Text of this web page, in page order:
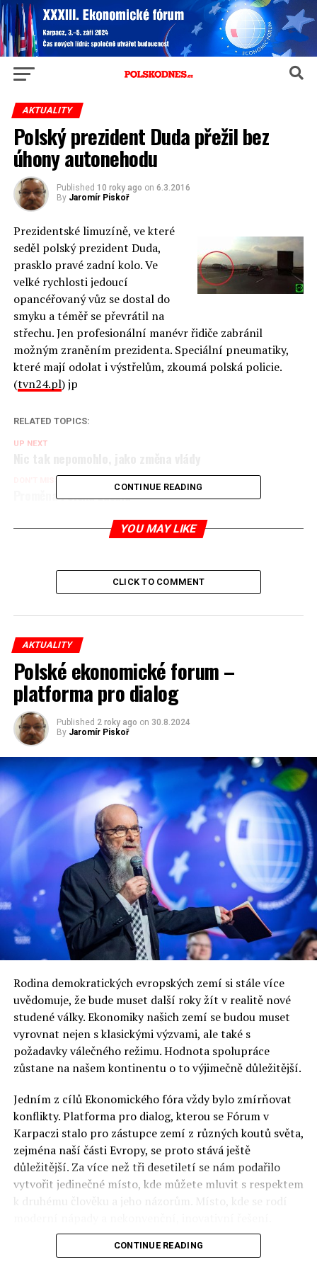
AKTUALITY
Polský prezident Duda přežil bez
úhony autonehodu
Published 10 roky ago on 6.3.2016
By Jaromír Piskoř
Prezidentskélimuzíně, ve které
seděl polský prezident Duda,
prasklo pravé zadní kolo. Ve
velké rychlosti jedoucí
opancéřovaný vůz se dostal do
smyku a téměř se převrátil na
střechu. Jen profesionální manévr řidiče zabránil
možným zraněním prezidenta. Speciální pneumatiky,
které mají odolat i výstřelům, zkoumá polská policie.
(tvn24.pl) jp
RELATED TOPICS:
UP NEXT
Proměna Polska začala
redaktor a editor polskodnes.cz
CONTINUE READING
YOU MAY LIKE
CLICK TO COMMENT
AKTUALITY
Polské ekonomické forum –
platforma pro dialog
Published 2 roky ago on 30.8.2024
By Jaromír Piskoř
Rodina demokratických evropských zemí si stále více
uvědomuje, že bude muset další roky žít v realitě nové
studené války. Ekonomiky našich zemí se budou muset
vyrovnat nejen s klasickými výzvami, ale také s
požadavky válečného režimu. Hodnota spolupráce
zůstane na našem kontinentu o to výjimečně důležitější.
Jedním z cílů Ekonomického fóra vždy bylo zmírňovat
konflikty. Platforma pro dialog, kterou se Fórum v
Karpaczi stalo pro zástupce zemí z různých koutů světa,
zejména naší části Evropy, se proto stává ještě
důležitější. Za více než tři desetiletí se nám podařilo
vytvořit jedinečné místo, kde můžete mluvit s respektem
k druhému člověku a jeho názorům. Místo, kde se rodí
Polsko musí mít instituce, jejichž horizont činnosti je
CONTINUE READING